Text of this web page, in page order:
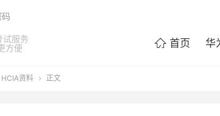
试服务
方便
 首页 华
HCIA资料  正文